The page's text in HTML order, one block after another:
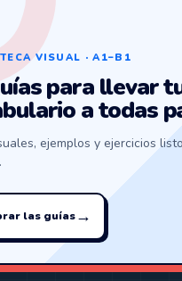
VISUAL · A1–B1
para llevar
a todas
ejemplos y ejercicios
las guías→